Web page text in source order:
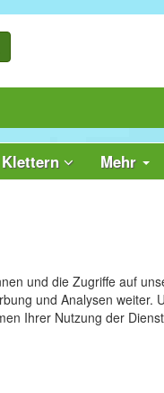
Mehr
und die Zugriffe auf
und Analysen weiter.
Ihrer Nutzung der